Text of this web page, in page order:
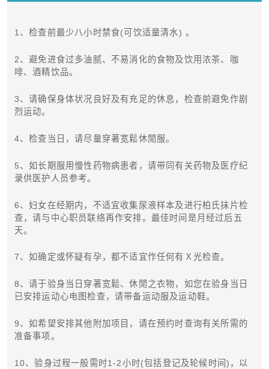
1、检查前最少八小时禁食(可饮适量清水) 。
2、避免进食过多油腻、不易消化的食物及饮用浓茶、咖
啡、酒精饮品。
3、请确保身体状况良好及有充足的休息，检查前避免作剧
烈运动。
4、检查当日，请尽量穿著宽鬆休閒服。
5、如长期服用慢性药物病患者，请带同有关药物及医疗纪
录供医护人员参考。
6、妇女在经期内，不适宜收集尿液样本及进行柏氏抹片检
查，请与中心职员联络再作安排。最佳时间是月经过后五
天。
7、如确定或怀疑有孕，都不适宜作任何有Ｘ光检查。
8、请于验身当日穿著宽鬆、休閒之衣物，如您在验身当日
已安排运动心电图检查，请带备运动服及运动鞋。
9、如希望安排其他附加项目，请在预约时查询有关所需的
准备事项。
10、验身过程一般需时1-2小时(包括登记及轮候时间)，以